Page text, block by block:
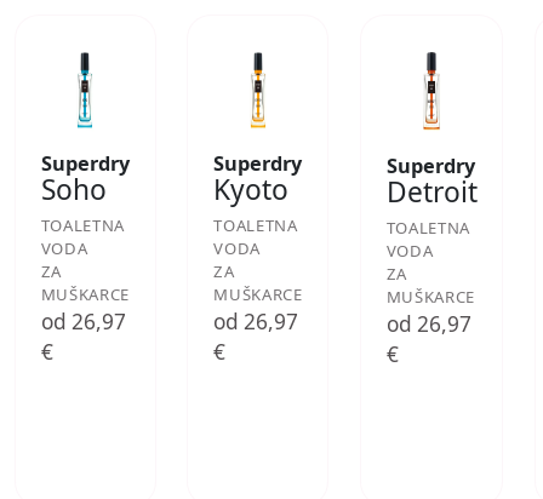
Superdry
Soho
TOALETNA
VODA
ZA
MUŠKARCE
od 26,97
€
Superdry
Kyoto
TOALETNA
VODA
ZA
MUŠKARCE
od 26,97
€
Superdry
Detroit
TOALETNA
VODA
ZA
MUŠKARCE
od 26,97
€